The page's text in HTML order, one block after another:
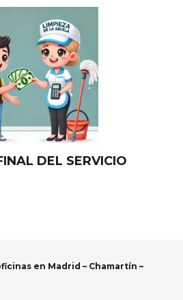
DEL SERVICIO
en Madrid – Chamartín –